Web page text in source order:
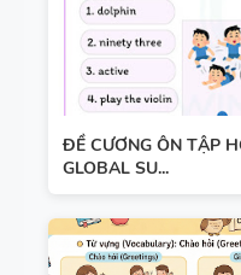
ĐỀ CƯƠNG ÔN TẬP
GLOBAL SU...